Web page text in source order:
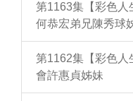
第1163集【彩色人
何恭宏弟兄陳秀球
第1162集【彩色人
會許惠貞姊妹